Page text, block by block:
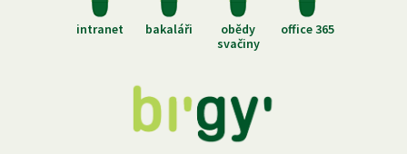
intranet bakaláři
obědy
svačiny
office 365